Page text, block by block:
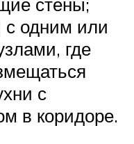
стены;
с одним или
где
с
в коридоре.